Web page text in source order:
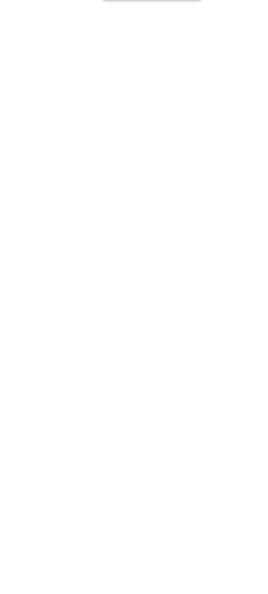
services numériques et
rue des Amandiers,
Nice Leader -
Nice